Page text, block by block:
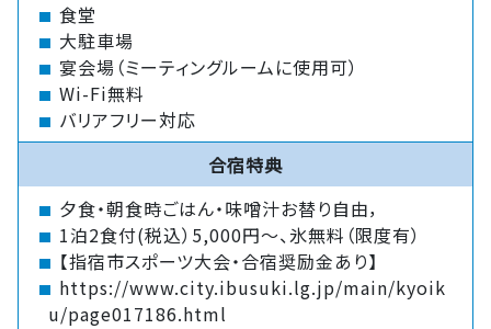
食堂
大駐車場
宴会場（ミーティングルームに使用可）
Wi-Fi無料
バリアフリー対応
合宿特典
夕食・朝食時ごはん・味噌汁お替り自由，
1泊2食付(税込）5,000円〜、氷無料（限度有）
【指宿市スポーツ大会・合宿奨励金あり】
https://www.city.ibusuki.lg.jp/main/kyoik
u/page017186.html